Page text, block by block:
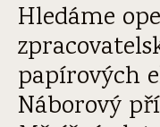
Hledáme
papírových
Náborový